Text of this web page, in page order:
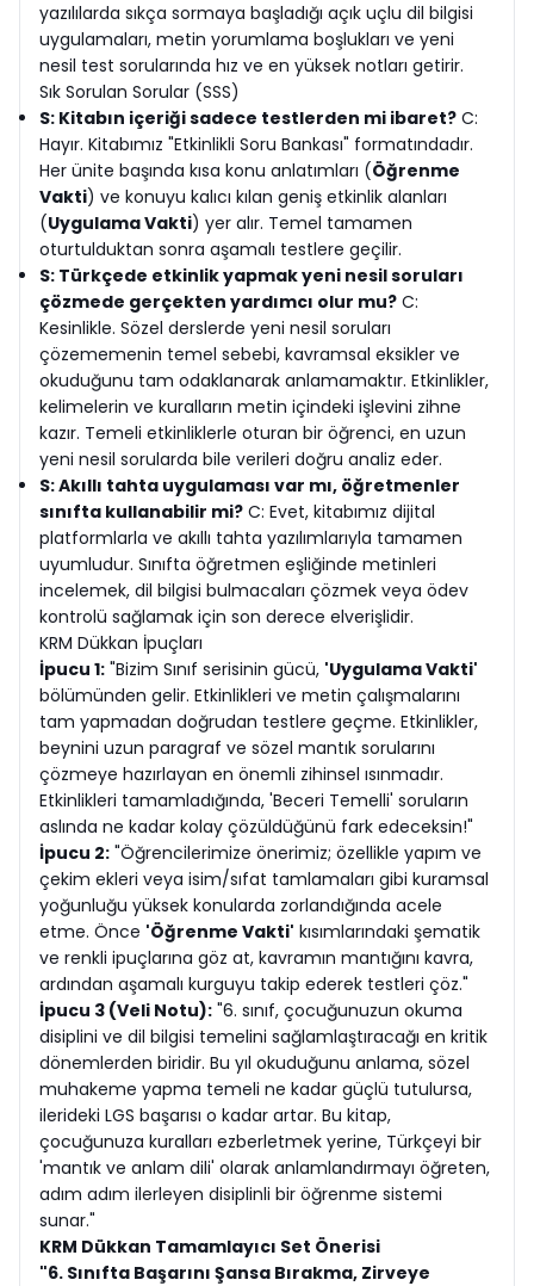
yazılılarda sıkça sormaya başladığı açık uçlu dil bilgisi
uygulamaları, metin yorumlama boşlukları ve yeni
nesil test sorularında hız ve en yüksek notları getirir.
Sık Sorulan Sorular (SSS)
S: Kitabın içeriği sadece testlerden mi ibaret? C:
Hayır. Kitabımız "Etkinlikli Soru Bankası" formatındadır.
Her ünite başında kısa konu anlatımları (Öğrenme
Vakti) ve konuyu kalıcı kılan geniş etkinlik alanları
(Uygulama Vakti) yer alır. Temel tamamen
oturtulduktan sonra aşamalı testlere geçilir.
S: Türkçede etkinlik yapmak yeni nesil soruları
çözmede gerçekten yardımcı olur mu? C:
Kesinlikle. Sözel derslerde yeni nesil soruları
çözememenin temel sebebi, kavramsal eksikler ve
okuduğunu tam odaklanarak anlamamaktır. Etkinlikler,
kelimelerin ve kuralların metin içindeki işlevini zihne
kazır. Temeli etkinliklerle oturan bir öğrenci, en uzun
yeni nesil sorularda bile verileri doğru analiz eder.
S: Akıllı tahta uygulaması var mı, öğretmenler
sınıfta kullanabilir mi? C: Evet, kitabımız dijital
platformlarla ve akıllı tahta yazılımlarıyla tamamen
uyumludur. Sınıfta öğretmen eşliğinde metinleri
incelemek, dil bilgisi bulmacaları çözmek veya ödev
kontrolü sağlamak için son derece elverişlidir.
KRM Dükkan İpuçları
İpucu 1: "Bizim Sınıf serisinin gücü, 'Uygulama Vakti'
bölümünden gelir. Etkinlikleri ve metin çalışmalarını
tam yapmadan doğrudan testlere geçme. Etkinlikler,
beynini uzun paragraf ve sözel mantık sorularını
çözmeye hazırlayan en önemli zihinsel ısınmadır.
Etkinlikleri tamamladığında, 'Beceri Temelli' soruların
aslında ne kadar kolay çözüldüğünü fark edeceksin!"
İpucu 2: "Öğrencilerimize önerimiz; özellikle yapım ve
çekim ekleri veya isim/sıfat tamlamaları gibi kuramsal
yoğunluğu yüksek konularda zorlandığında acele
etme. Önce 'Öğrenme Vakti' kısımlarındaki şematik
ve renkli ipuçlarına göz at, kavramın mantığını kavra,
ardından aşamalı kurguyu takip ederek testleri çöz."
İpucu 3 (Veli Notu): "6. sınıf, çocuğunuzun okuma
disiplini ve dil bilgisi temelini sağlamlaştıracağı en kritik
dönemlerden biridir. Bu yıl okuduğunu anlama, sözel
muhakeme yapma temeli ne kadar güçlü tutulursa,
ilerideki LGS başarısı o kadar artar. Bu kitap,
çocuğunuza kuralları ezberletmek yerine, Türkçeyi bir
'mantık ve anlam dili' olarak anlamlandırmayı öğreten,
adım adım ilerleyen disiplinli bir öğrenme sistemi
sunar."
KRM Dükkan Tamamlayıcı Set Önerisi
"6. Sınıfta Başarını Şansa Bırakma, Zirveye